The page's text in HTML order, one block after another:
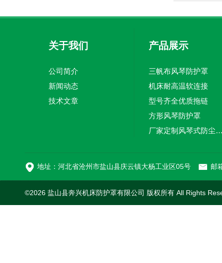
关于我们
公司简介
新闻动态
技术文章
产品展示
三帆布风琴防护罩
机床耐高温软连接
型号齐全优质拖链
方形风琴防护罩
厂家定制风琴式
地址：河北省沧州市盐山县庆云镇大杨工业区05号 邮
©2026 盐山县奔兴机床防护罩有限公司 版权所有 All Rights